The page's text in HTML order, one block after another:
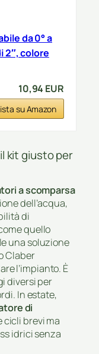
da 0° a
2″, colore
10,94 EUR
su Amazon
kit giusto per
a scomparsa
dell’acqua,
di
quello
una soluzione
Claber
l’impianto. È
diversi per
In estate,
di
brevi ma
idrici senza